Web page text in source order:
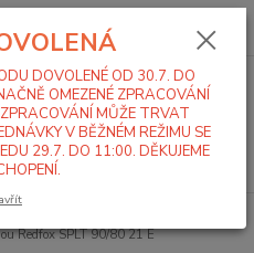
Menu
Hledat
0,00 Kč
Redfox SPLT 90/80 21 E
DOVOLENÉ OD 30.7. DO
OMEZENÉ ZPRACOVÁNÍ
MŮŽE TRVAT
V BĚŽNÉM REŽIMU SE
29.7. DO 11:00. DĚKUJEME